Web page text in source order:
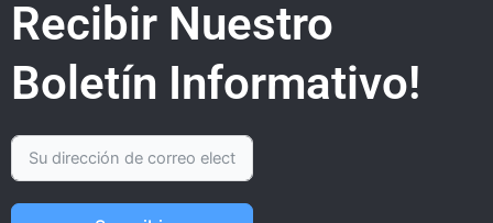
Recibir Nuestro
Boletín Informativo!